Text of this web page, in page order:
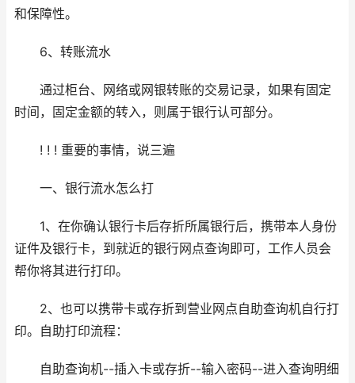
和保障性。
6、转账流水
通过柜台、网络或网银转账的交易记录，如果有固定
时间，固定金额的转入，则属于银行认可部分。
! ! ! 重要的事情，说三遍
一、银行流水怎么打
1、在你确认银行卡后存折所属银行后，携带本人身份
证件及银行卡，到就近的银行网点查询即可，工作人员会
帮你将其进行打印。
2、也可以携带卡或存折到营业网点自助查询机自行打
印。自助打印流程：
自助查询机--插入卡或存折--输入密码--进入查询明细